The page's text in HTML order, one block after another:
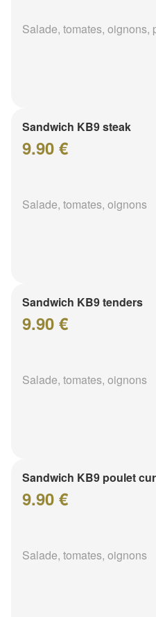
Salade, tomates, oignons,
Sandwich KB9 steak
9.90 €
Salade, tomates, oignons
Sandwich KB9 tenders
9.90 €
Salade, tomates, oignons
Sandwich KB9 poulet
9.90 €
Salade, tomates, oignons